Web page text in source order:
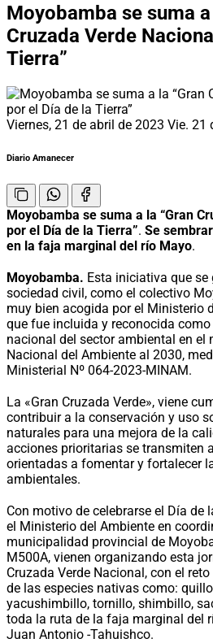
Moyobamba se suma a
Cruzada Verde
Tierra”
Viernes, 21 de abril de 2023 Vie. 21
Diario Amanecer
Moyobamba se suma a la “Gran
por el Día de la Tierra”. Se
en la faja marginal del río Mayo.
Moyobamba. Esta iniciativa que se
sociedad civil, como el colectivo
muy bien acogida por el Ministerio
que fue incluida y reconocida
nacional del sector ambiental en el
Nacional del Ambiente al 2030,
Ministerial Nº 064-2023-MINAM.
La «Gran Cruzada Verde», viene
contribuir a la conservación y uso
naturales para una mejora de la
acciones prioritarias se transmiten
orientadas a fomentar y fortalecer
ambientales.
Con motivo de celebrarse el Día de
el Ministerio del Ambiente en
municipalidad provincial de
M500A, vienen organizando esta
Cruzada Verde Nacional, con el
de las especies nativas como:
yacushimbillo, tornillo, shimbillo,
toda la ruta de la faja marginal del
Juan Antonio -Tahuishco.